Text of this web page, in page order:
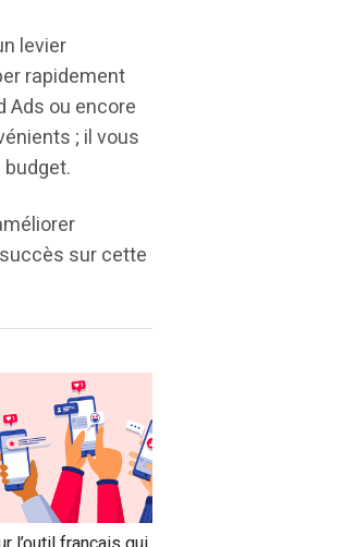
levier
rapidement
Ads ou encore
; il vous
sur cette